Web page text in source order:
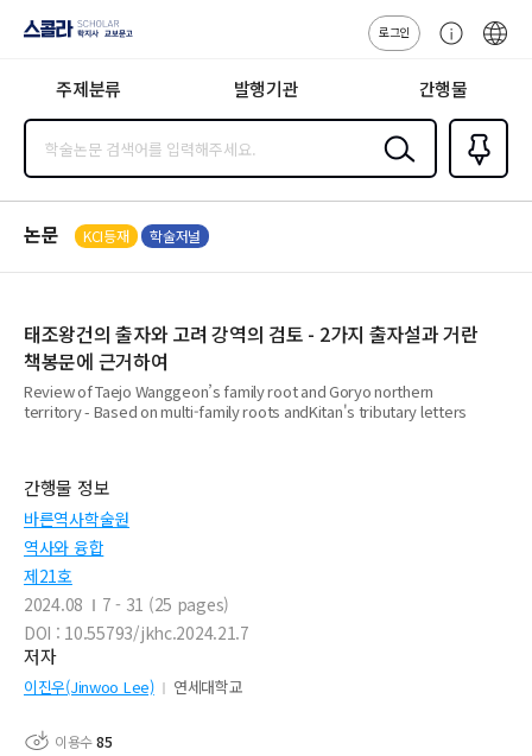
지사·교보문고
로그인
센
주제분류 발행기관 간행물
검색
즐겨찾
기0
논문 KCI등재 학술저널
태조왕건의 출자와 고려 강역의 검토 - 2가지 출자설과 거란
책봉문에 근거하여
Review of Taejo Wanggeon’s family root and Goryo northern
territory - Based on multi-family roots andKitan's tributary letters
간행물 정보
바른역사학술원
역사와 융합
제21호
2024.08
7 - 31 (25 pages)
DOI : 10.55793/jkhc.2024.21.7
저자
이진우(Jinwoo Lee) 연세대학교
이용수85